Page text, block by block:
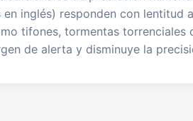
en inglés) responden con lentitud
tifones, tormentas torrenciales
de alerta y disminuye la